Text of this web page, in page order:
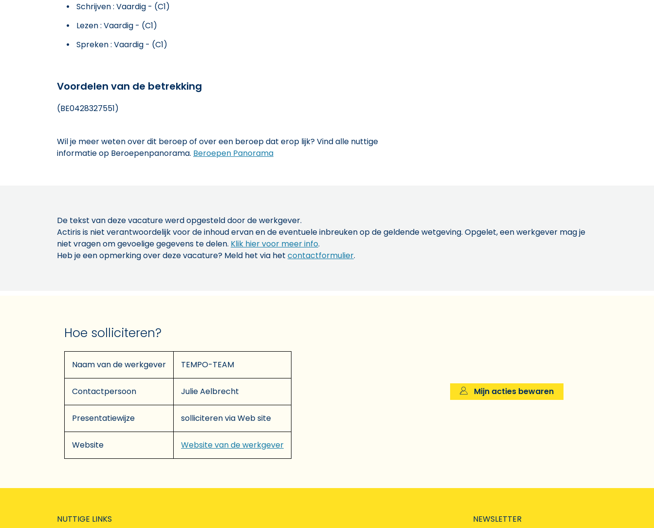
Schrijven : Vaardig - (C1)
Lezen : Vaardig - (C1)
Spreken : Vaardig - (C1)
Voordelen van de betrekking
(BE0428327551)
Wil je meer weten over dit beroep of over een beroep dat erop lijk? Vind alle nuttige
informatie op Beroepenpanorama. Beroepen Panorama
De tekst van deze vacature werd opgesteld door de werkgever.
Actiris is niet verantwoordelijk voor de inhoud ervan en de eventuele inbreuken op de geldende wetgeving. Opgelet, een werkgever mag je
niet vragen om gevoelige gegevens te delen. Klik hier voor meer info.
Heb je een opmerking over deze vacature? Meld het via het contactformulier.
Hoe solliciteren?
Naam van de werkgever TEMPO-TEAM
Contactpersoon Julie Aelbrecht
Presentatiewijze solliciteren via Web site
Website Website van de werkgever
Mijn acties bewaren
NUTTIGE LINKS NEWSLETTER